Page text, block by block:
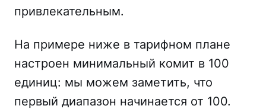
привлекательным.
На примере ниже в тарифном плане
настроен минимальный комит в 100
единиц: мы можем заметить, что
первый диапазон начинается от 100.